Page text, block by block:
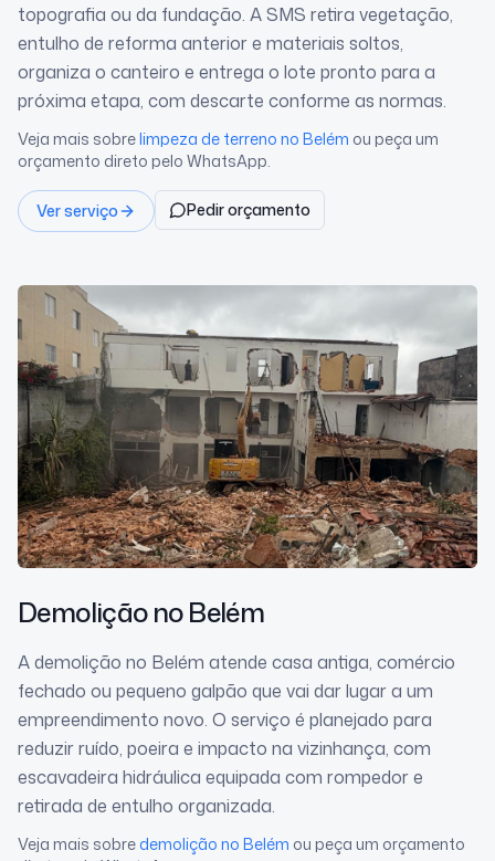
topografia ou da fundação. A SMS retira vegetação,
entulho de reforma anterior e materiais soltos,
organiza o canteiro e entrega o lote pronto para a
próxima etapa, com descarte conforme as normas.
Veja mais sobrelimpeza de terreno no Belém ou peça um
orçamento direto pelo WhatsApp.
Ver serviço Pedir orçamento
Demoliçãono Belém
A demolição no Belém atende casa antiga, comércio
fechado ou pequeno galpão que vai dar lugar a um
empreendimento novo. O serviço é planejado para
reduzir ruído, poeira e impacto na vizinhança, com
escavadeira hidráulica equipada com rompedor e
retirada de entulho organizada.
Veja mais sobredemolição no Belém ou peça um orçamento